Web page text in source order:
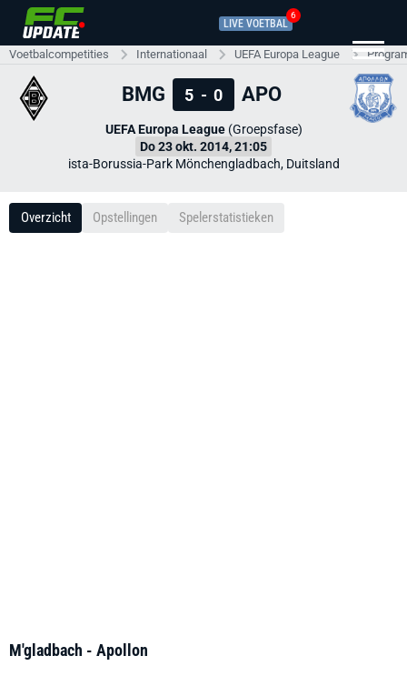
LIVE VOETBAL
6
Voetbalcompetities Internationaal UEFA Europa League
BMG 5 - 0 APO
UEFA Europa League(Groepsfase)
Do 23 okt. 2014, 21:05
ista-Borussia-Park Mönchengladbach, Duitsland
Overzicht Opstellingen Spelerstatistieken
M'gladbach - Apollon